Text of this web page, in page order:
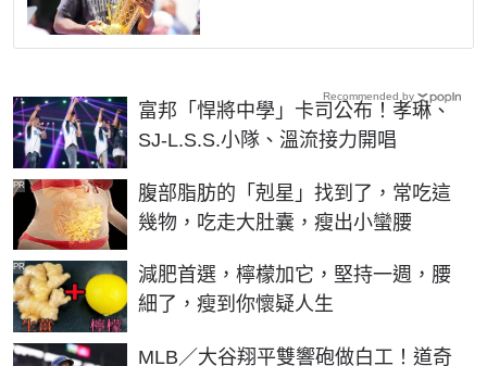
富邦「悍將中學」卡司公布！孝琳、
SJ-L.S.S.小隊、溫流接力開唱
腹部脂肪的「剋星」找到了，常吃這
幾物，吃走大肚囊，瘦出小蠻腰
PR
減肥首選，檸檬加它，堅持一週，腰
細了，瘦到你懷疑人生
PR
MLB／大谷翔平雙響砲做白工！道奇
Recommended by